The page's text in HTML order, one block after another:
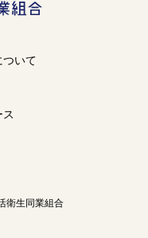
ついて
ス
衛生同業組合